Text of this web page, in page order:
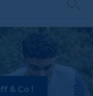
& Co !